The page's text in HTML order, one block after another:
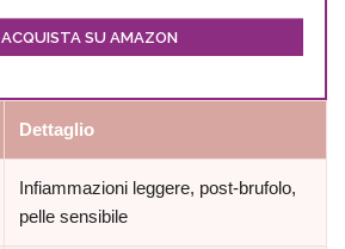
ACQUISTA SU AMAZON
Dettaglio
Infiammazioni leggere, post-brufolo,
pelle sensibile